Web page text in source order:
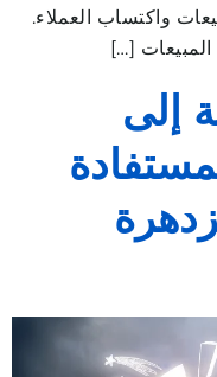
واكتساب العملاء.
[…]
إلى